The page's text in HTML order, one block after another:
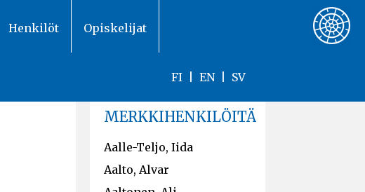
Henkilöt Opiskelijat
FI EN| SV
MERKKIHENKILÖITÄ
Aalle-Teljo, Iida
Aalto, Alvar